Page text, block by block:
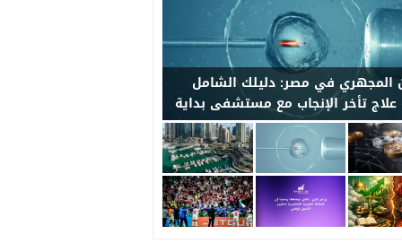
المجهري في مصر: دليلك الشامل
علاج تأخر الإنجاب مع مستشفى بداية